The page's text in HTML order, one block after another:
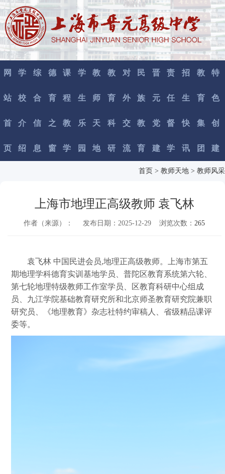
网
站
首
页
学
校
介
绍
综
合
信
息
德
育
之
窗
课
程
教
学
学
生
乐
园
教
师
天
地
教
育
科
研
对
外
交
流
民
族
教
育
晋
元
党
建
责
任
督
学
招
生
快
讯
教
育
集
团
特
色
创
建
首页 > 教师天地 > 教师风采
上海市地理正高级教师 袁飞林
作者（来源）： 发布日期：2025-12-29 浏览次数：265
袁飞林 中国民进会员,地理正高级教师。上海市第五
期地理学科德育实训基地学员、普陀区教育系统第六轮、
第七轮地理特级教师工作室学员、区教育科研中心组成
员、九江学院基础教育研究所和北京师圣教育研究院兼职
研究员、《地理教育》杂志社特约审稿人、省级精品课评
委等。